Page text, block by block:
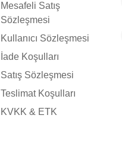
Mesafeli Satış
Sözleşmesi
Kullanıcı Sözleşmesi
İade Koşulları
Satış Sözleşmesi
Teslimat Koşulları
KVKK & ETK